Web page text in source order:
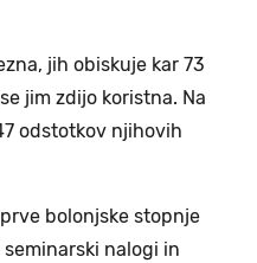
jih obiskuje kar 73
jim zdijo koristna. Na
odstotkov njihovih
bolonjske stopnje
nalogi in